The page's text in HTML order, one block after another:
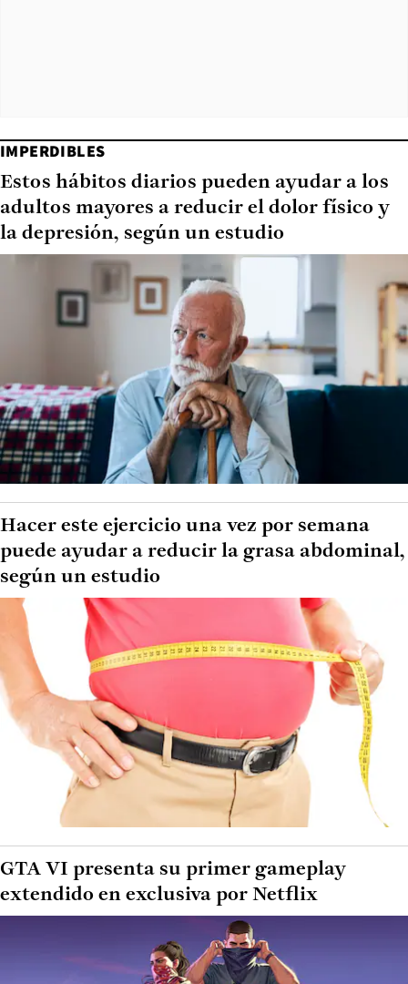
IMPERDIBLES
Estos hábitos diarios pueden ayudar a los
adultos mayores a reducir el dolor físico y
la depresión, según un estudio
Hacer este ejercicio una vez por semana
puede ayudar a reducir la grasa abdominal,
según un estudio
GTA VI presenta su primer gameplay
extendido en exclusiva por Netflix